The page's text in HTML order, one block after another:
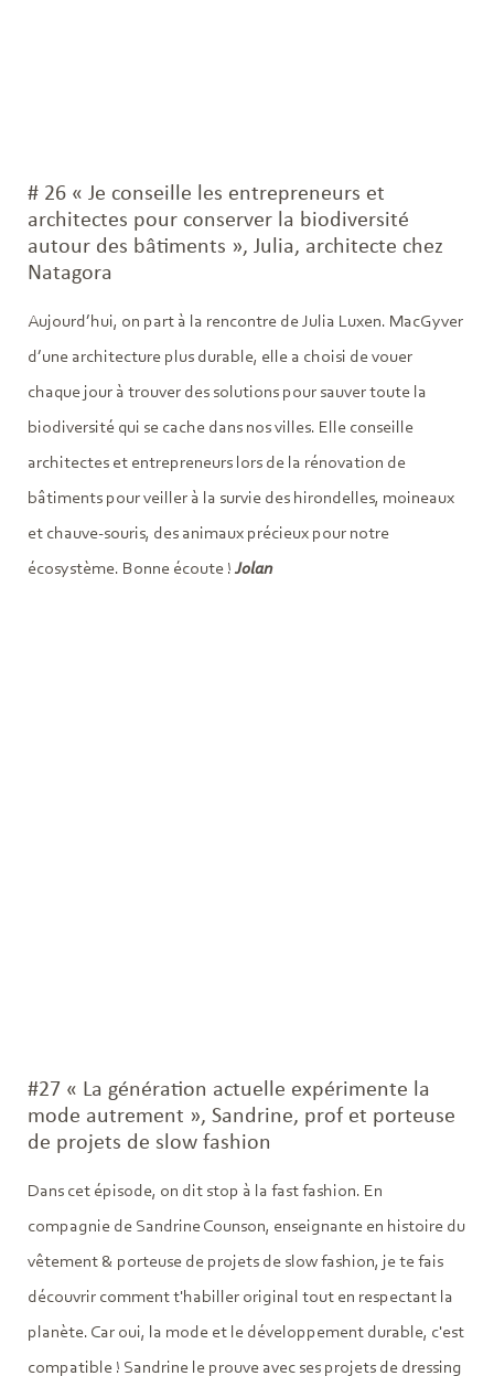
# 26 « Je conseille les entrepreneurs et
architectes pour conserver la biodiversité
autour des bâtiments », Julia, architecte chez
Natagora
Aujourd’hui, on part à la rencontre de Julia Luxen. MacGyver
d’une architecture plus durable, elle a choisi de vouer
chaque jour à trouver des solutions pour sauver toute la
biodiversité qui se cache dans nos villes. Elle conseille
architectes et entrepreneurs lors de la rénovation de
bâtiments pour veiller à la survie des hirondelles, moineaux
et chauve-souris, des animaux précieux pour notre
écosystème. Bonne écoute ! Jolan
#27 « La génération actuelle expérimente la
mode autrement », Sandrine, prof et porteuse
de projets de slow fashion
Dans cet épisode, on dit stop à la fast fashion. En
compagnie de Sandrine Counson, enseignante en histoire du
vêtement & porteuse de projets de slow fashion, je te fais
découvrir comment t'habiller original tout en respectant la
planète. Car oui, la mode et le développement durable, c'est
compatible ! Sandrine le prouve avec ses projets de dressing